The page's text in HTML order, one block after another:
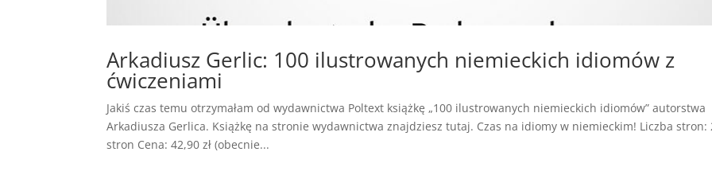
Arkadiusz Gerlic: 100 ilustrowanych niemieckich idiomów z
ćwiczeniami
Jakiś czas temu otrzymałam od wydawnictwa Poltext książkę „100 ilustrowanych niemieckich idiomów” autorstwa
Arkadiusza Gerlica. Książkę na stronie wydawnictwa znajdziesz tutaj. Czas na idiomy w niemieckim! Liczba stron:
stron Cena: 42,90 zł (obecnie...